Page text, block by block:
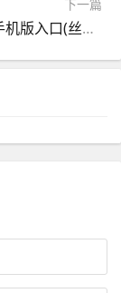
下一篇
丝路英雄手机版入口(丝路英雄手机版入口下载)